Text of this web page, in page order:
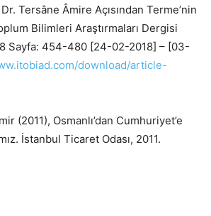
Tersâne Âmire Açısından Terme’nin
Bilimleri Araştırmaları Dergisi
Sayfa: 454-480 [24-02-2018] – [03-
download/article-
(2011), Osmanlı’dan Cumhuriyet’e
İstanbul Ticaret Odası, 2011.